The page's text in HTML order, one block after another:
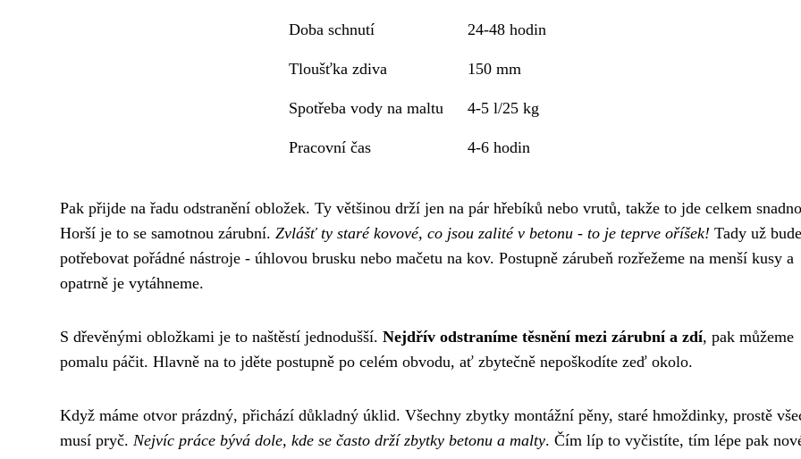
Doba schnutí 24-48 hodin
Tloušťka zdiva 150 mm
Spotřeba vody na maltu 4-5 l/25 kg
Pracovní čas 4-6 hodin
Pak přijde na řadu odstranění obložek. Ty většinou drží jen na pár hřebíků nebo vrutů, takže to jde celkem
Horší je to se samotnou zárubní. Zvlášť ty staré kovové, co jsou zalité v betonu - to je teprve oříšek! Tady už
potřebovat pořádné nástroje - úhlovou brusku nebo mačetu na kov. Postupně zárubeň rozřežeme na menší kusy a
opatrně je vytáhneme.
S dřevěnými obložkami je to naštěstí jednodušší. Nejdřív odstraníme těsnění mezi zárubní a zdí, pak můžeme
pomalu páčit. Hlavně na to jděte postupně po celém obvodu, ať zbytečně nepoškodíte zeď okolo.
Když máme otvor prázdný, přichází důkladný úklid. Všechny zbytky montážní pěny, staré hmoždinky, prostě
musí pryč. Nejvíc práce bývá dole, kde se často drží zbytky betonu a malty. Čím líp to vyčistíte, tím lépe pak